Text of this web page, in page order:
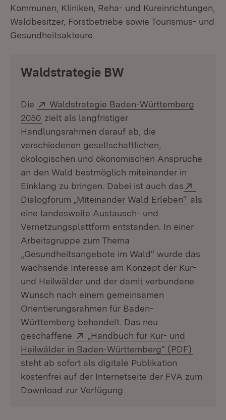
Kommunen, Kliniken, Reha- und Kureinrichtungen,
Waldbesitzer, Forstbetriebe sowie Tourismus- und
Gesundheitsakteure.
Waldstrategie BW
Die Extern:
Waldstrategie Baden-Württemberg
2050 (Öffnet in neuem Fenster)
zielt als langfristiger
Handlungsrahmen darauf ab, die
verschiedenen gesellschaftlichen,
ökologischen und ökonomischen Ansprüche
an den Wald bestmöglich miteinander in
Einklang zu bringen. Dabei ist auch das
Dialogforum „Miteinander Wald Erleben“ (Öffnet
als
eine landesweite Austausch- und
Vernetzungsplattform entstanden. In einer
Arbeitsgruppe zum Thema
„Gesundheitsangebote im Wald“ wurde das
wachsende Interesse am Konzept der Kur-
und Heilwälder und der damit verbundene
Wunsch nach einem gemeinsamen
Orientierungsrahmen für Baden-
Württemberg behandelt. Das neu
geschaffene
Extern:
„Handbuch für Kur- und
Heilwälder in Baden-Württemberg“ (PDF)
steht ab sofort als digitale Publikation
kostenfrei auf der Internetseite der FVA zum
Download zur Verfügung.